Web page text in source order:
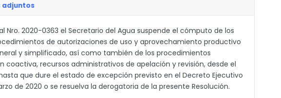
adjuntos
Nro. 2020-0363 el Secretario del Agua suspende el cómputo de los
de autorizaciones de uso y aprovechamiento productivo
y simplificado, así como también de los procedimientos
coactiva, recursos administrativos de apelación y revisión, desde el
que dure el estado de excepción previsto en el Decreto Ejecutivo
de 2020 o se resuelva la derogatoria de la presente Resolución.